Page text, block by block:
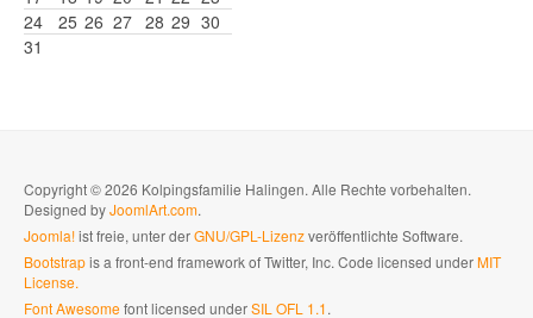
24
25 26 27 28 29 30
31
Copyright © 2026 Kolpingsfamilie Halingen. Alle Rechte vorbehalten.
Designed byJoomlArt.com.
Joomla!ist freie, unter derGNU/GPL-Lizenzveröffentlichte Software.
Bootstrapis a front-end framework of Twitter, Inc. Code licensed underMIT
License.
Font Awesomefont licensed underSIL OFL 1.1.